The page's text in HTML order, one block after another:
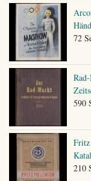
72
590
210